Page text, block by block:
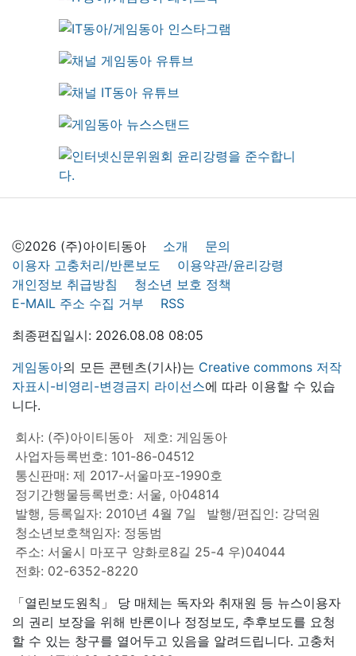
ⓒ2026 (주)아이티동아 소개
문의
이용자 고충처리/반론보도
이용약관/윤리강령
개인정보 취급방침
청소년 보호 정책
E-MAIL 주소 수집 거부
RSS
최종편집일시: 2026.08.08 08:05
게임동아의 모든 콘텐츠(기사)는 Creative commons 저작
자표시-비영리-변경금지 라이선스에 따라 이용할 수 있습
니다.
회사: (주)아이티동아
제호: 게임동아
사업자등록번호: 101-86-04512
통신판매: 제 2017-서울마포-1990호
정기간행물등록번호: 서울, 아04814
발행, 등록일자: 2010년 4월 7일
발행/편집인: 강덕원
청소년보호책임자: 정동범
주소: 서울시 마포구 양화로8길 25-4 우)04044
전화: 02-6352-8220
「열린보도원칙」 당 매체는 독자와 취재원 등 뉴스이용자
의 권리 보장을 위해 반론이나 정정보도, 추후보도를 요청
할 수 있는 창구를 열어두고 있음을 알려드립니다. 고충처